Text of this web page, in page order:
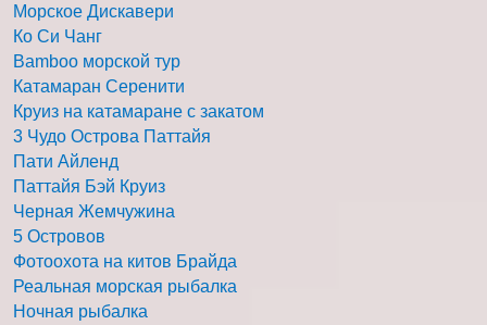
Морское Дискавери
Ко Си Чанг
Bamboo морской тур
Катамаран Серенити
Круиз на катамаране с закатом
3 Чудо Острова Паттайя
Пати Айленд
Паттайя Бэй Круиз
Черная Жемчужина
5 Островов
Фотоохота на китов Брайда
Реальная морская рыбалка
Ночная рыбалка